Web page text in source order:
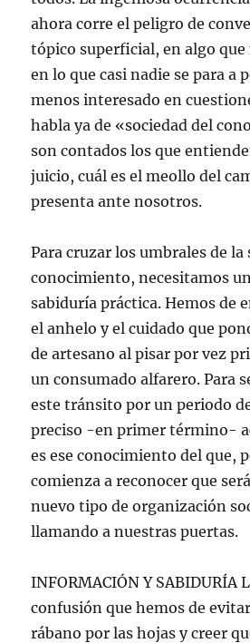
ahora corre el peligro de
tópico superficial, en algo
en lo que casi nadie se para a
menos interesado en
habla ya de «sociedad del
son contados los que
juicio, cuál es el meollo del
presenta ante nosotros.
Para cruzar los umbrales de la
conocimiento, necesitamos
sabiduría práctica. Hemos de
el anhelo y el cuidado que
de artesano al pisar por vez
un consumado alfarero. Para
este tránsito por un periodo
preciso -en primer término-
es ese conocimiento del que,
comienza a reconocer que
nuevo tipo de organización
llamando a nuestras puertas.
INFORMACIÓN Y SABIDURÍA
confusión que hemos de
rábano por las hojas y creer